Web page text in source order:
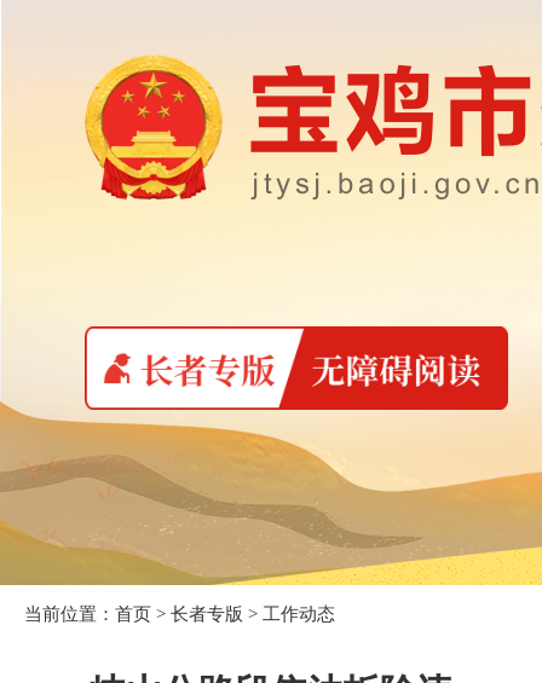
当前位置： 首页 > 长者专版 > 工作动态